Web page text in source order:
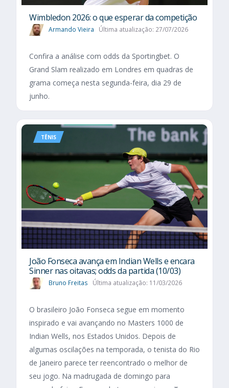
Wimbledon 2026: o que esperar da competição
Armando Vieira Última atualização: 27/07/2026
Confira a análise com odds da Sportingbet. O
Grand Slam realizado em Londres em quadras de
grama começa nesta segunda-feira, dia 29 de
junho.
TÊNIS
João Fonseca avança em Indian Wells e encara
Sinner nas oitavas; odds da partida (10/03)
Bruno Freitas Última atualização: 11/03/2026
O brasileiro João Fonseca segue em momento
inspirado e vai avançando no Masters 1000 de
Indian Wells, nos Estados Unidos. Depois de
algumas oscilações na temporada, o tenista do Rio
de Janeiro parece ter reencontrado o melhor de
seu jogo. Na madrugada de domingo para